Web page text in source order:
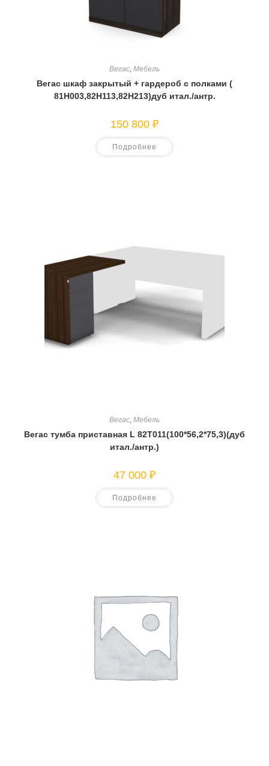
Вегас Мебель
Вегас шкаф закрытый + гардероб с полками (
81Н003,82Н113,82Н213)дуб итал./антр.
150 800 ₽
Подробнее
Вегас, Мебель
Вегас тумба приставная L 82T011(100*56,2*75,3)(дуб
итал./антр.)
47 000 ₽
Подробнее